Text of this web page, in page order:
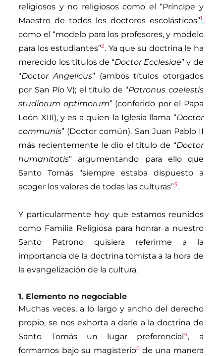
religiosos y no religiosos como el “Príncipe y
Maestro de todos los doctores escolásticos”1,
como el “modelo para los profesores, y modelo
para los estudiantes”2. Ya que su doctrina le ha
merecido los títulos de “Doctor Ecclesiae” y de
“Doctor Angelicus” (ambos títulos otorgados
por San Pío V); el título de “Patronus caelestis
studiorum optimorum” (conferido por el Papa
León XIII), y es a quien la Iglesia llama “Doctor
communis” (Doctor común). San Juan Pablo II
más recientemente le dio el título de “Doctor
humanitatis” argumentando para ello que
Santo Tomás “siempre estaba dispuesto a
acoger los valores de todas las culturas”3.
Y particularmente hoy que estamos reunidos
como Familia Religiosa para honrar a nuestro
Santo Patrono quisiera referirme a la
importancia de la doctrina tomista a la hora de
la evangelización de la cultura.
1. Elemento no negociable
Muchas veces, a lo largo y ancho del derecho
propio, se nos exhorta a darle a la doctrina de
Santo Tomás un lugar preferencial4, a
formarnos bajo su magisterio5de una manera